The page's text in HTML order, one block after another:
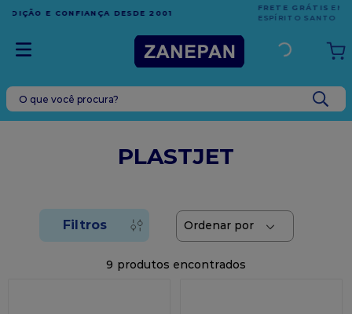
EM COMPRAS ACIMA DE R$1.000,00 PARA O
ESPÍRITO SANTO
O que você procura?
PLASTJET
9
TERMOS MAIS BUSCADOS
leite condensado
top harald
bala